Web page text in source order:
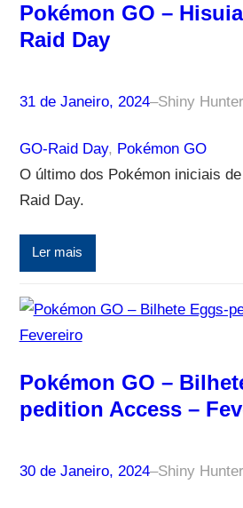
Pokémon GO –
Raid Day
31 de Janeiro, 2024–Shiny
GO-Raid Day, Pokémon GO
O último dos Pokémon iniciais
Raid Day.
Ler mais
Pokémon GO –
pedition Access –
30 de Janeiro, 2024–Shiny